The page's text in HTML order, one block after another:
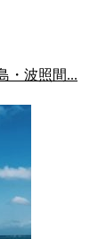
波照間...